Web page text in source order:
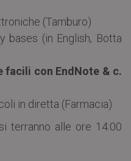
(Tamburo)
bases (in English, Botta
facili con EndNote & c.
in diretta (Farmacia)
terranno alle ore 14:00